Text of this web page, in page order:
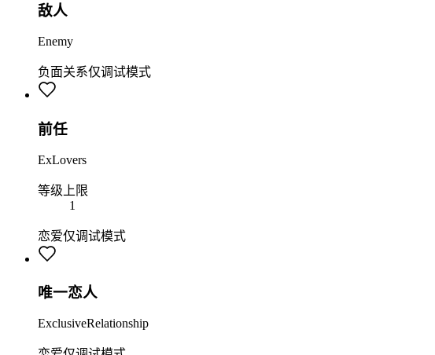
敌人
Enemy
负面关系仅调试模式
前任
ExLovers
等级上限
1
恋爱仅调试模式
唯一恋人
ExclusiveRelationship